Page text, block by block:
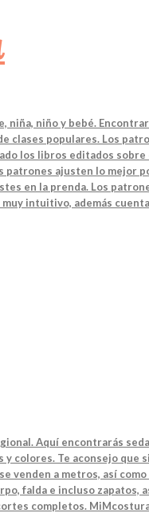
niño y bebé.
clases populares. Los
los libros editados
ajusten lo mejor
en la prenda. Los
intuitivo, además
Aquí encontrarás
Te aconsejo
venden a metros, así
falda e incluso zapatos,
completos.